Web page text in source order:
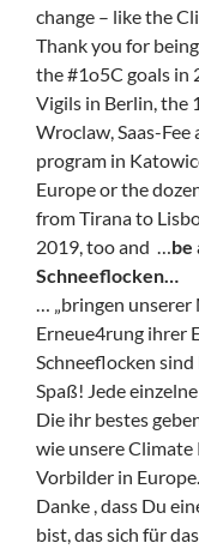
change – like the
Thank you for
the #1o5C goals in
Vigils in Berlin, the
Wroclaw, Saas-
program in
Europe or the
from Tirana to
2019, too and …be
Schneeflocken…
… „bringen
Erneue4rung ihrer
Schneeflocken
Spaß! Jede
Die ihr bestes
wie unsere
Vorbilder in Europe.
Danke , dass Du
bist, das sich für